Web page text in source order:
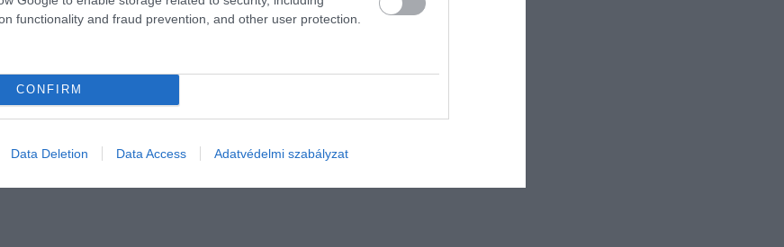
functionality and fraud prevention, and other user protection.
CONFIRM
Data Deletion Data Access Adatvédelmi szabályzat